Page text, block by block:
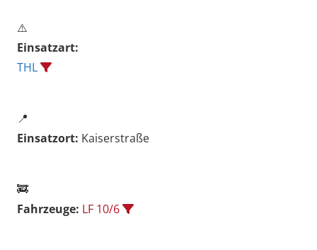
⚠️
Einsatzart:
THL
📍
Einsatzort: Kaiserstraße
🚒
Fahrzeuge: LF 10/6